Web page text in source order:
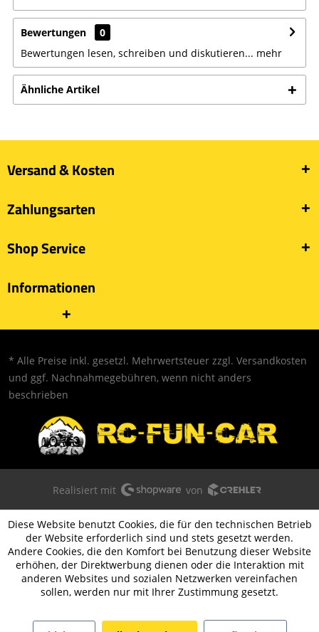
Bewertungen
0
Bewertungen lesen, schreiben und diskutieren... mehr
Ähnliche Artikel
Versand & Kosten
Zahlungsarten
Shop Service
Informationen
* Alle Preise inkl. gesetzl. Mehrwertsteuer zzgl. Versandkosten
und ggf. Nachnahmegebühren, wenn nicht anders
beschrieben
Realisiert mit von
Diese Website benutzt Cookies, die für den technischen Betrieb
der Website erforderlich sind und stets gesetzt werden.
Andere Cookies, die den Komfort bei Benutzung dieser Website
erhöhen, der Direktwerbung dienen oder die Interaktion mit
anderen Websites und sozialen Netzwerken vereinfachen
sollen, werden nur mit Ihrer Zustimmung gesetzt.